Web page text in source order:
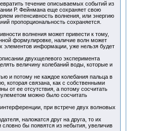
течение описываемых событий из
Р. Фейнмана еще сохраняет свою
интенсивность волнения, или энергию
пропорциональность сохраняется.
волнения может привести к тому,
формулировке, наличие волн может
элементов информации, уже нельзя будет
двухщелевого эксперимента
величину колебаний воды, которые и
и потому не каждое колебания пальца в
которая связана, как с собственными
от ее отсутствия, а потому сосчитать
можно было сосчитать
при встрече двух волновых
наложатся друг на друга, то их
бы появятся из небытия, увеличив